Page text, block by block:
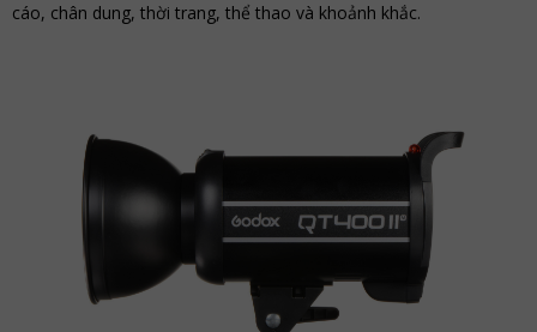
cáo, chân dung, thời trang, thể thao và khoảnh khắc.